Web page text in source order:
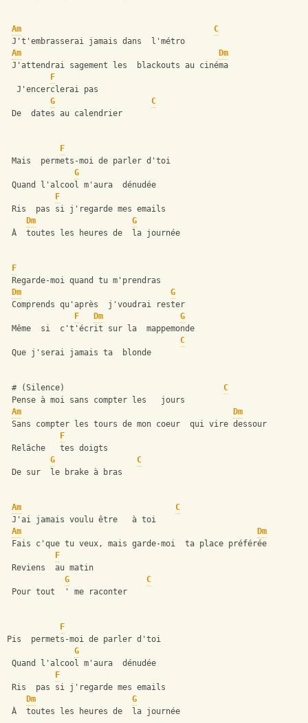
Am
C
J't'embrasserai jamais dans  l'métro
Am
Dm
J'attendrai sagement les  blackouts au cinéma
F
  J'encerclerai pas
G
C
De  dates au calendrier
F
Mais  permets-moi de parler d'toi
G
Quand l'alcool m'aura  dénudée
F
Ris  pas si j'regarde mes emails
Dm
G
À  toutes les heures de  la journée
F
Regarde-moi quand tu m'prendras
Dm
G
Comprends qu'après  j'voudrai rester
F
Dm
G
Même  si  c't'écrit sur la  mappemonde
C
Que j'serai jamais ta  blonde
# (Silence) C
Pense à moi sans compter les   jours
Am
Dm
Sans compter les tours de mon coeur  qui vire dessour
F
Relâche   tes doigts
G
C
De sur  le brake à bras
Am
C
J'ai jamais voulu être   à toi
Am
Dm
Fais c'que tu veux, mais garde-moi  ta place préférée
F
Reviens  au matin
G
C
Pour tout  ' me raconter
F
Pis  permets-moi de parler d'toi
G
Quand l'alcool m'aura  dénudée
F
Ris  pas si j'regarde mes emails
Dm
G
À  toutes les heures de  la journée